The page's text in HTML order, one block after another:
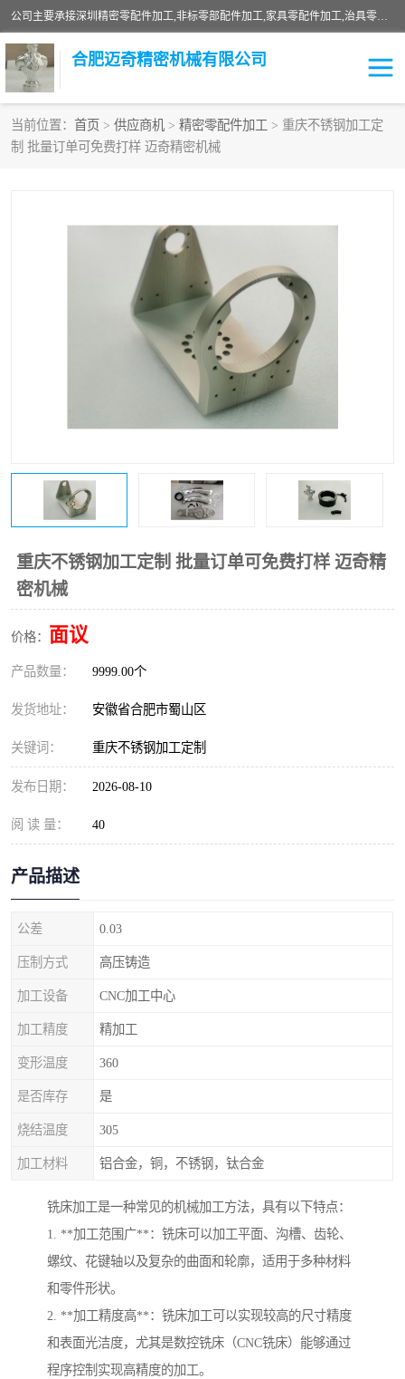
公司主要承接深圳精密零配件加工,非标零部配件加工,家具零配件加工,治具零配件加工,安徽精密零配件加工等各种各种精密机械加工，欢迎来来电咨询！
合肥迈奇精密机械有限公司
当前位置： 首页 > 供应商机 > 精密零配件加工 > 重庆不锈钢加工定
制 批量订单可免费打样 迈奇精密机械
重庆不锈钢加工定制 批量订单可免费打样 迈奇精
密机械
价格： 面议
产品数量： 9999.00个
发货地址： 安徽省合肥市蜀山区
关键词： 重庆不锈钢加工定制
发布日期： 2026-08-10
阅 读 量： 40
产品描述
公差 0.03
压制方式 高压铸造
加工设备 CNC加工中心
加工精度 精加工
变形温度 360
是否库存 是
烧结温度 305
加工材料 铝合金，铜，不锈钢，钛合金
铣床加工是一种常见的机械加工方法，具有以下特点：
1. **加工范围广**：铣床可以加工平面、沟槽、齿轮、
螺纹、花键轴以及复杂的曲面和轮廓，适用于多种材料
和零件形状。
2. **加工精度高**：铣床加工可以实现较高的尺寸精度
和表面光洁度，尤其是数控铣床（CNC铣床）能够通过
程序控制实现高精度的加工。
铣床加工
机床零件加工
数控机床加工